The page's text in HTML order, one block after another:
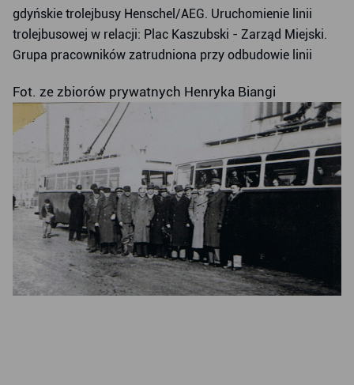
gdyńskie trolejbusy Henschel/AEG. Uruchomienie linii
trolejbusowej w relacji: Plac Kaszubski - Zarząd Miejski.
Grupa pracowników zatrudniona przy odbudowie linii
Fot. ze zbiorów prywatnych Henryka Biangi